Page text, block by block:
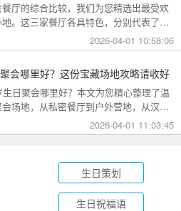
厅的综合比较，我们为您精选出最受欢
。这三家餐厅各具特色，分别代表了文
新奇体验三个不同方向，能够满足不同家
2026-04-01 10:58:06
会哪里好？这份宝藏场地攻略请收好
日聚会哪里好？本文为您精心整理了温
场地，从私密餐厅到户外营地，从汉服
，总有一款适合您的孩子！2026-04-01 11:03:45
生日策划
生日祝福语